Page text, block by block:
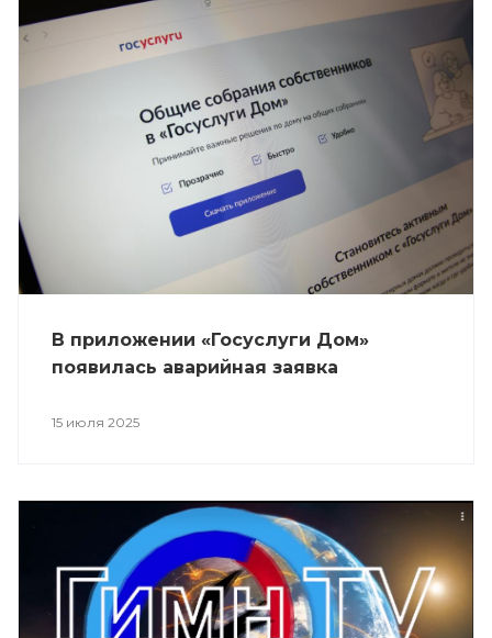
В приложении «Госуслуги Дом»
появилась аварийная заявка
15 июля 2025